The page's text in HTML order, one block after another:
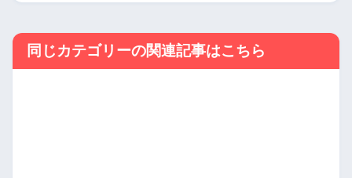
同じカテゴリーの関連記事はこちら